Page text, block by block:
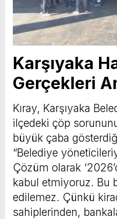
Karşıyaka
Gerçekleri
Kıray, Karşıyaka
ilçedeki çöp
büyük çaba
“Belediye
Çözüm olarak
kabul etmiyoruz. Bu
edilemez. Çünkü
sahiplerinden,